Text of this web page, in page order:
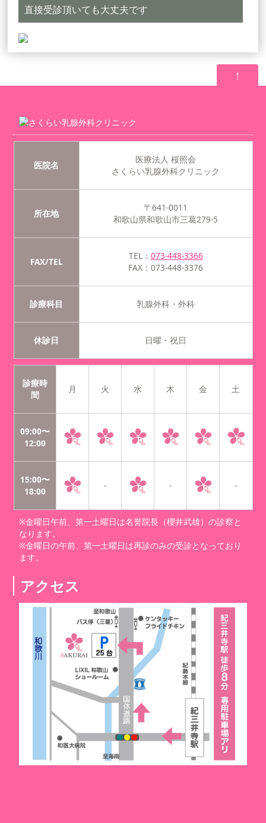
直接受診頂いても大丈夫です
↑
医院名
医療法人 桜照会
さくらい乳腺外科クリニック
所在地
〒641-0011
和歌山県和歌山市三葛279-5
FAX/TEL
TEL： 073-448-3366
FAX：073-448-3376
診療科目 乳腺外科・外科
休診日 日曜・祝日
診療時
間
月 火 水 木 金 土
09:00〜
12:00
15:00〜
18:00
- - -
※金曜日午前、第一土曜日は名誉院長（櫻井武雄）の診察と
なります。
※金曜日の午前、第一土曜日は再診のみの受診となっており
ます。
アクセス